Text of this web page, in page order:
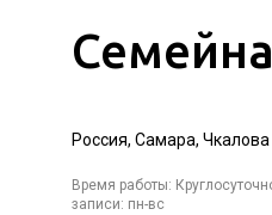
Россия, Самара, Чкалова
Время работы:
записи: пн-вс